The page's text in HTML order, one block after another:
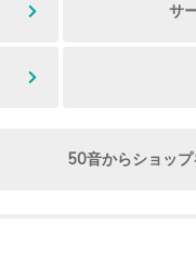
サ
50音からショッ